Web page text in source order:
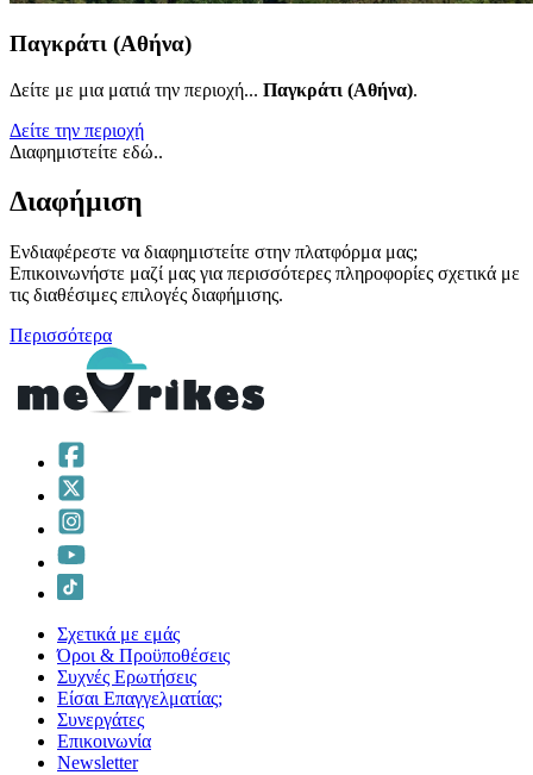
Παγκράτι (Αθήνα)
Δείτε με μια ματιά την περιοχή... Παγκράτι (Αθήνα).
Δείτε την περιοχή
Διαφημιστείτε εδώ..
Διαφήμιση
Ενδιαφέρεστε να διαφημιστείτε στην πλατφόρμα μας;
Επικοινωνήστε μαζί μας για περισσότερες πληροφορίες σχετικά με
τις διαθέσιμες επιλογές διαφήμισης.
Περισσότερα
Σχετικά με εμάς
Όροι & Προϋποθέσεις
Συχνές Ερωτήσεις
Είσαι Επαγγελματίας;
Συνεργάτες
Επικοινωνία
Νewsletter